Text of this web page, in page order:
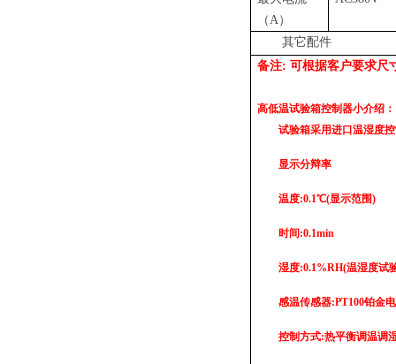
（A）
其它配件
备注: 可根据客户要求尺
高低温试验箱控制器小介绍：
试验箱采用进口温湿度
显示分辩率
温度:0.1℃(显示范围)
时间:0.1min
湿度:0.1%RH(温湿度试
感温传感器:PT100铂金
控制方式:热平衡调温调